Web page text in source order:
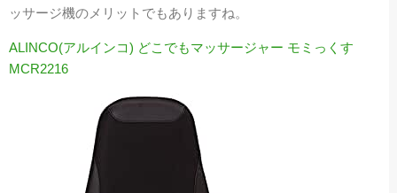
ッサージ機のメリットでもありますね。
ALINCO(アルインコ) どこでもマッサージャー モミっくす
MCR2216